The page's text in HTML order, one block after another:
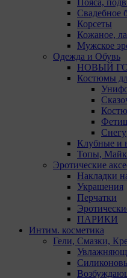
Пояса,
Свадебное
Корсеты
Кожаное,
Мужское
Одежда и Обувь
НОВЫЙ
Костюмы
Клубные и
Топы,
Эротические
Накладки
Украшения
Перчатки
ПАРИКИ
Интим. косметика
Гели, Смазки,
1600
94043, USA.
Google.
Matomo — это
позволяет следит
технолоджи»,
Дзержинского,
Pixel Meta- сервис
пользователя в
Manager. Адрес:
Road ,Menlo
Пиксель VK
показывать
пользователям,
ООО «ВК», РФ,
Ленинградский
«SkyLight».
Рекламные Cookie
Компании, которым мы
для данной цели:
Яндекса